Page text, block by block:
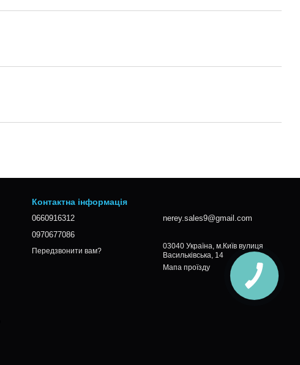
Контактна інформація
0660916312
0970677086
Передзвонити вам?
nerey.sales9@gmail.com
03040 Україна, м.Київ вулиця
Васильківська, 14
Мапа проїзду